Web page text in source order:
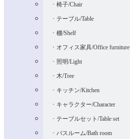
椅子/Chair
テーブル/Table
棚/Shelf
オフィス家具/Office furniture
照明/Light
木/Tree
キッチン/Kitchen
キャラクター/Character
テーブルセット/Table set
バスルーム/Bath room